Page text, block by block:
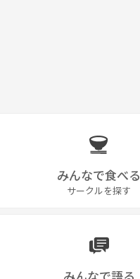
みんなで食べる
サークルを探す